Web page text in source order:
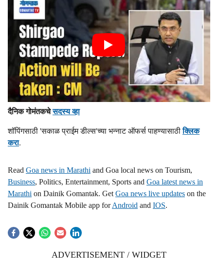
दैनिक गोमंतकचेसदस्य व्हा
शॉपिंगसाठी 'सकाळ प्राईम डील्स'च्या भन्नाट ऑफर्स पाहण्यासाठीक्लिक
करा.
Read Goa news in Marathi and Goa local news on Tourism,
Business, Politics, Entertainment, Sports and Goa latest news in
Marathi on Dainik Gomantak. Get Goa news live updates on the
Dainik Gomantak Mobile app forAndroid and IOS.
ADVERTISEMENT / WIDGET